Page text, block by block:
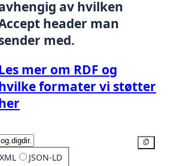
av hvilken
header man
med.
mer om RDF og
formater vi støtter
JSON-LD